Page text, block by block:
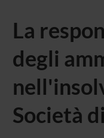
La
degli
Società